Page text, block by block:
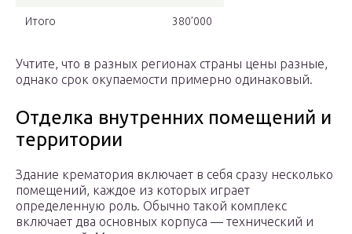
Итого 380’000
Учтите, что в разных регионах страны цены разные,
однако срок окупаемости примерно одинаковый.
Отделка внутренних помещений и
территории
Здание крематория включает в себя сразу несколько
помещений, каждое из которых играет
определенную роль. Обычно такой комплекс
включает два основных корпуса — технический и